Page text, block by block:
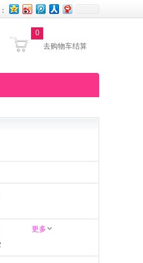
去购物车结算
0
更多